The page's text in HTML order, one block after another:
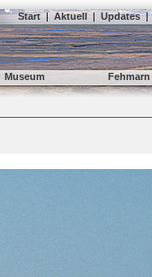
Start | Aktuell | Updates |
Museum Fehmarn